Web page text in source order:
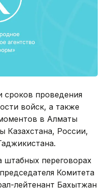
сроков проведения
войск, а также
в Алматы
Казахстана, России,
штабных переговорах
Комитета
лейтенант Бахытжан